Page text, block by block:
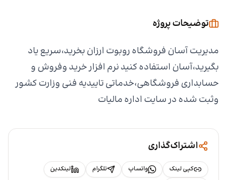
توضیحات پروژه
مدیریت آسان فروشگاه روبوت ارزان بخرید،سریع یاد
بگیرید،آسان استفاده کنید نرم افزار خرید وفروش و
حسابداری فروشگاهی،خدماتی تاییدیه فنی وزارت کشور
وثبت شده در سایت اداره مالیات
اشتراک‌گذاری
کپی لینک واتساپ تلگرام
لینکدین